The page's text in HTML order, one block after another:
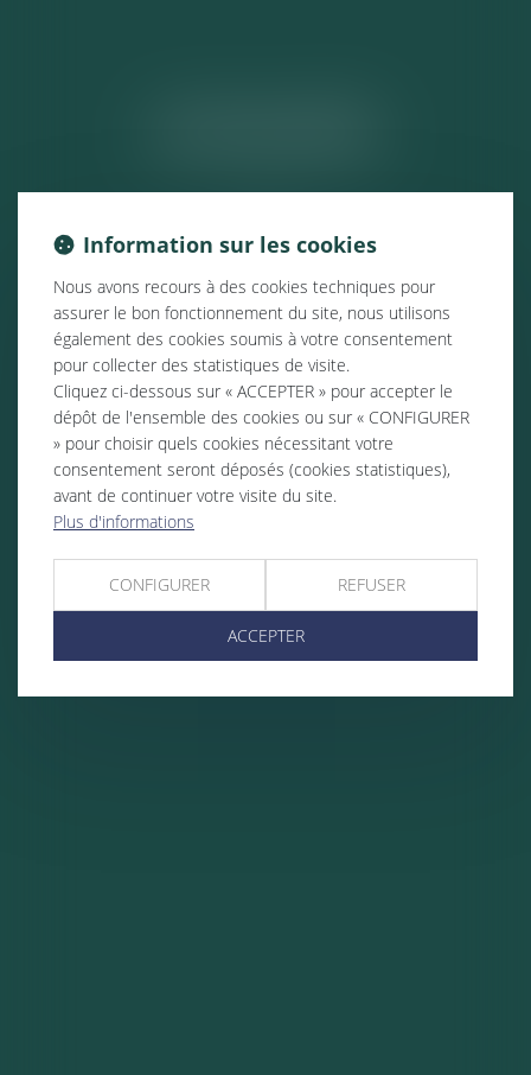
Information sur les cookies
Nous avons recours à des cookies techniques pour
assurer le bon fonctionnement du site, nous utilisons
également des cookies soumis à votre consentement
pour collecter des statistiques de visite.
Cliquez ci-dessous sur « ACCEPTER » pour accepter le
dépôt de l'ensemble des cookies ou sur « CONFIGURER
» pour choisir quels cookies nécessitant votre
consentement seront déposés (cookies statistiques),
avant de continuer votre visite du site.
Plus d'informations
CONFIGURER REFUSER
ACCEPTER